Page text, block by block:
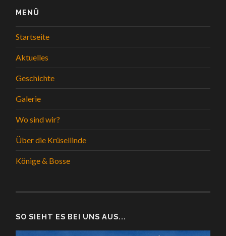
MENÜ
Startseite
Aktuelles
Geschichte
Galerie
Wo sind wir?
Über die Krüsellinde
Könige & Bosse
SO SIEHT ES BEI UNS AUS...